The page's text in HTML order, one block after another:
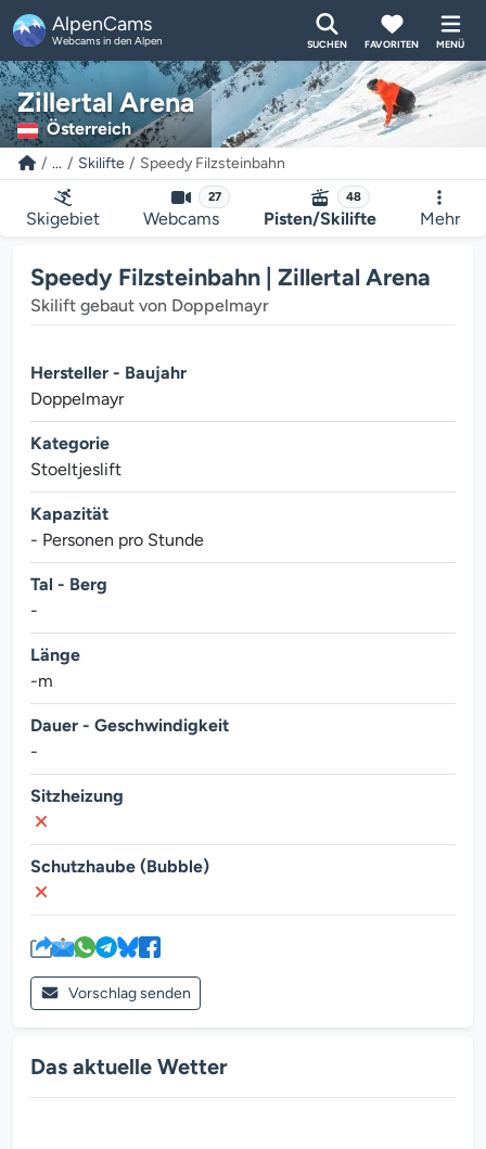
AlpenCams
Webcams in den Alpen SUCHEN FAVORITEN MENÜ
Zillertal Arena
Österreich
... Skilifte Speedy Filzsteinbahn
Skigebiet
27
Webcams
48
Pisten/Skilifte Mehr
Speedy Filzsteinbahn | Zillertal Arena
Skilift gebaut von Doppelmayr
Hersteller - Baujahr
Doppelmayr
Kategorie
Stoeltjeslift
Kapazität
- Personen pro Stunde
Tal - Berg
-
Länge
-m
Dauer - Geschwindigkeit
-
Sitzheizung
Schutzhaube (Bubble)
Vorschlag senden
Das aktuelle Wetter